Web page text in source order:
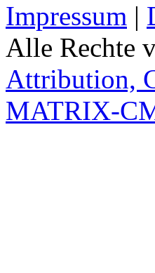
Impressum |
Alle Rechte
Attribution,
MATRIX-